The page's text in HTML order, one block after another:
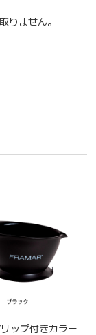
りません。
ップ付きカラー